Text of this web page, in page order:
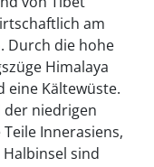
am
Durch die hohe
Himalaya
eine Kältewüste.
der niedrigen
Innerasiens,
sind